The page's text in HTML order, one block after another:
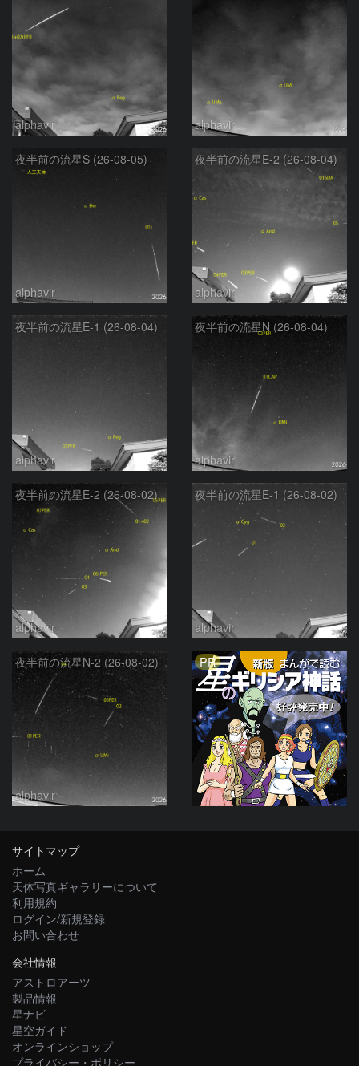
alphavir alphavir
夜半前の流星S (26-08-05)
alphavir
夜半前の流星E-2 (26-08-04)
alphavir
夜半前の流星E-1 (26-08-04)
alphavir
夜半前の流星N (26-08-04)
alphavir
夜半前の流星E-2 (26-08-02)
alphavir
夜半前の流星E-1 (26-08-02)
alphavir
夜半前の流星N-2 (26-08-02)
alphavir
PR
サイトマップ
ホーム
天体写真ギャラリーについて
利用規約
ログイン/新規登録
お問い合わせ
会社情報
アストロアーツ
製品情報
星ナビ
星空ガイド
オンラインショップ
プライバシー・ポリシー